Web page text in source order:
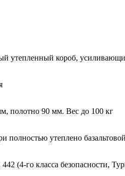
утепленный короб,
полотно 90 мм. Вес до 100 кг
полностью утеплено
(4-го класса безопасности,